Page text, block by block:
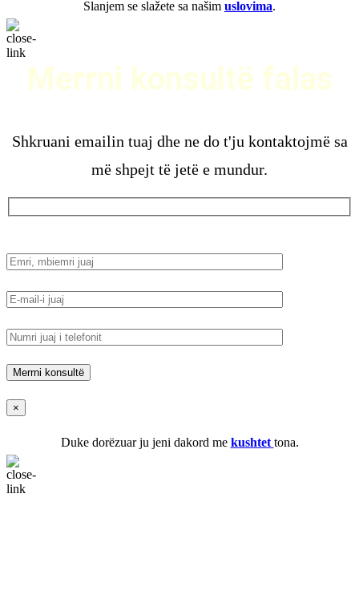
Slanjem se slažete sa našim uslovima.
Merrni konsultë falas
Shkruani emailin tuaj dhe ne do t'ju kontaktojmë sa
më shpejt të jetë e mundur.
×
Duke dorëzuar ju jeni dakord me kushtet tona.